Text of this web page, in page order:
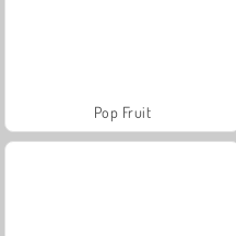
Pop Fruit